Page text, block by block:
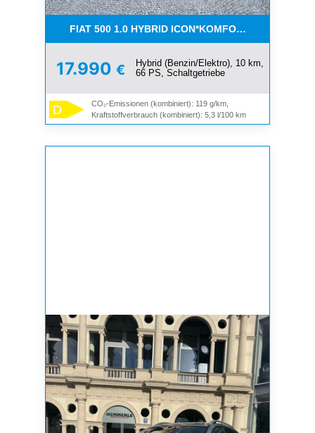
FIAT 500 1.0 HYBRID ICON*KOMFORT
17.990 €
Hybrid (Benzin/Elektro), 10 km,
66 PS, Schaltgetriebe
D
CO₂-Emissionen (kombiniert): 119 g/km,
Kraftstoffverbrauch (kombiniert): 5,3 l/100 km